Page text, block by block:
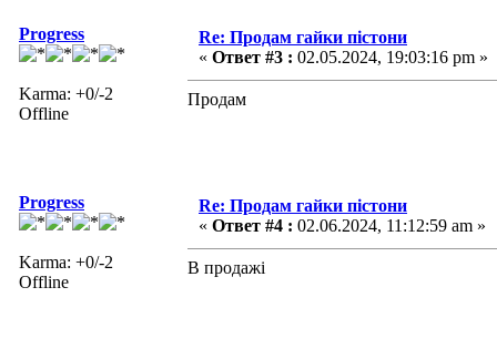
Progress
Karma: +0/-2
Offline
Re: Продам гайки пістони
« Ответ #3 : 02.05.2024, 19:03:16 pm »
Продам
Progress
Karma: +0/-2
Offline
Re: Продам гайки пістони
« Ответ #4 : 02.06.2024, 11:12:59 am »
В продажі